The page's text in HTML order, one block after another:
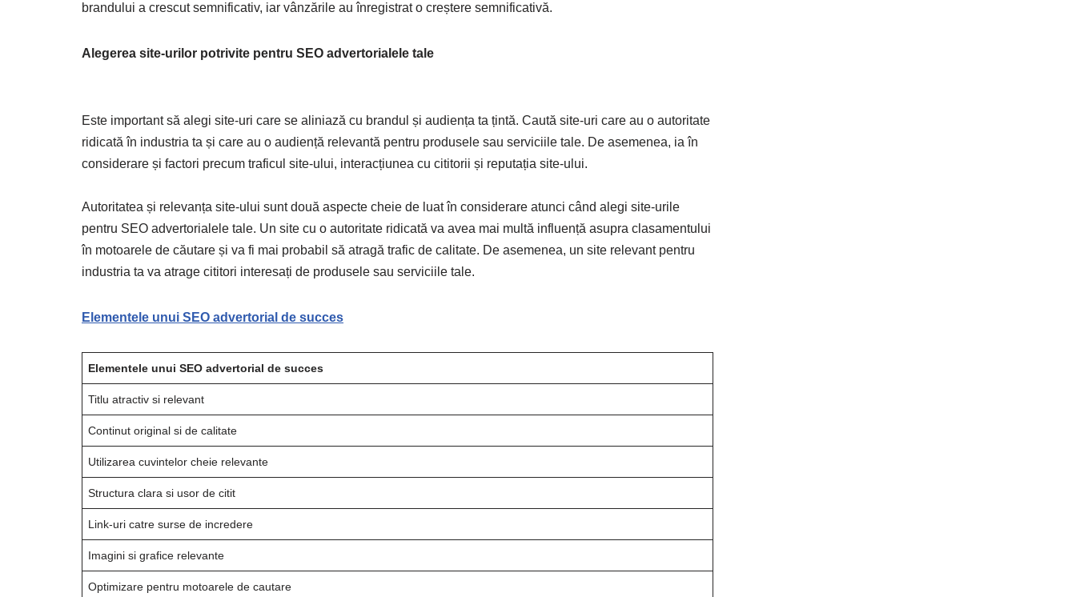
brandului a crescut semnificativ, iar vânzările au înregistrat o creștere semnificativă.
Alegerea site-urilor potrivite pentru SEO advertorialele tale
Este important să alegi site-uri care se aliniază cu brandul și audiența ta țintă. Caută site-uri care au o autoritate
ridicată în industria ta și care au o audiență relevantă pentru produsele sau serviciile tale. De asemenea, ia în
considerare și factori precum traficul site-ului, interacțiunea cu cititorii și reputația site-ului.
Autoritatea și relevanța site-ului sunt două aspecte cheie de luat în considerare atunci când alegi site-urile
pentru SEO advertorialele tale. Un site cu o autoritate ridicată va avea mai multă influență asupra clasamentului
în motoarele de căutare și va fi mai probabil să atragă trafic de calitate. De asemenea, un site relevant pentru
industria ta va atrage cititori interesați de produsele sau serviciile tale.
Elementele unui SEO advertorial de succes
Elementele unui SEO advertorial de succes
Titlu atractiv si relevant
Continut original si de calitate
Utilizarea cuvintelor cheie relevante
Structura clara si usor de citit
Link-uri catre surse de incredere
Imagini si grafice relevante
Optimizare pentru motoarele de cautare